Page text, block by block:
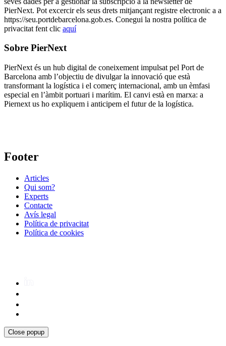
PierNext. Pot excercir els seus drets mitjançant registre electronic a a
https://seu.portdebarcelona.gob.es. Conegui la nostra política de
privacitat fent clic aquí
Sobre PierNext
PierNext és un hub digital de coneixement impulsat pel Port de
Barcelona amb l’objectiu de divulgar la innovació que està
transformant la logística i el comerç internacional, amb un èmfasi
especial en l’àmbit portuari i marítim. El canvi està en marxa: a
Piernext us ho expliquem i anticipem el futur de la logística.
Footer
Articles
Qui som?
Experts
Contacte
Avís legal
Política de privacitat
Política de cookies
Close popup